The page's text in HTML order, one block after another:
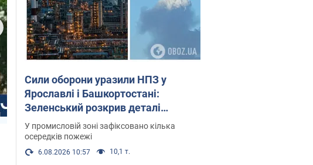
Сили оборони уразили НПЗ у
Ярославлі і Башкортостані:
Зеленський розкрив деталі
операції. Фото і відео
У промисловій зоні зафіксовано кілька
осередків пожежі
6.08.2026 10:57 10,1 т.